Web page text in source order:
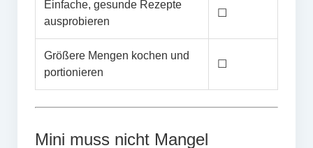
Einfache, gesunde Rezepte
ausprobieren
☐
Größere Mengen kochen und
portionieren
☐
Mini muss nicht Mangel